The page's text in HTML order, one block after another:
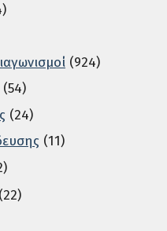
(924)
(54)
(24)
(11)
(22)